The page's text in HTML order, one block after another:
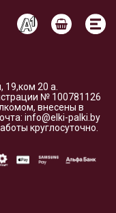
19,ком 20 а.
№ 100781126
внесены в
info@elki-palki.by
круглосуточно.